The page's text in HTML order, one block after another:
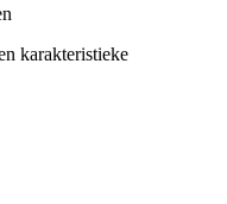
karakteristieke